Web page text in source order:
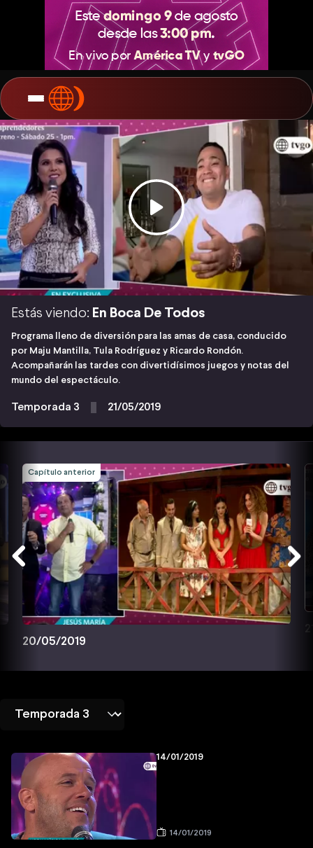
Estás viendo: En Boca De Todos
Programa lleno de diversión para las amas de casa, conducido
por Maju Mantilla, Tula Rodríguez y Ricardo Rondón.
Acompañarán las tardes con divertidísimos juegos y notas del
mundo del espectáculo.
Temporada 3 21/05/2019
Capítulo anterior
20/05/2019
14/01/2019
14/01/2019